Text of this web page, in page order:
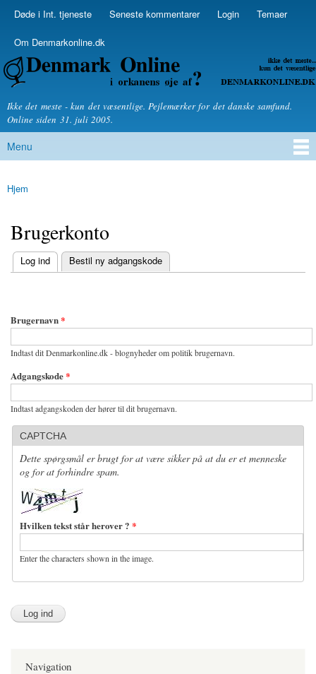
Skip to
Secondary menu
Døde i Int. tjeneste Seneste kommentarer Login Temaer
Om Denmarkonline.dk
Denmarkonline.dk - blognyheder om politik
Ikke det meste - kun det væsentlige. Pejlemærker for det danske samfund.
Online siden 31. juli 2005.
Main menu
Menu
You are here
Hjem
Brugerkonto
Primary tabs
Log ind
(active tab) Bestil ny adgangskode
Brugernavn*
Indtast dit Denmarkonline.dk - blognyheder om politik brugernavn.
Adgangskode*
Indtast adgangskoden der hører til dit brugernavn.
CAPTCHA
Dette spørgsmål er brugt for at være sikker på at du er et menneske
og for at forhindre spam.
Hvilken tekst står herover ? *
Enter the characters shown in the image.
Navigation